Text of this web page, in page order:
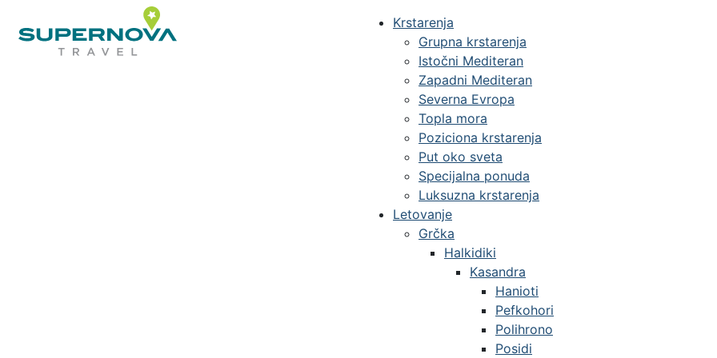
Krstarenja
Grupna krstarenja
Istočni Mediteran
Zapadni Mediteran
Severna Evropa
Topla mora
Poziciona krstarenja
Put oko sveta
Specijalna ponuda
Luksuzna krstarenja
Letovanje
Grčka
Halkidiki
Kasandra
Hanioti
Pefkohori
Polihrono
Posidi